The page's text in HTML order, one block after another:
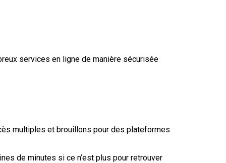
services en ligne de manière sécurisée
multiples et brouillons pour des plateformes
de minutes si ce n’est plus pour retrouver